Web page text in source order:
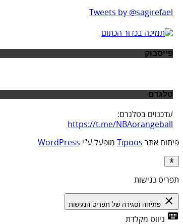
Tweets by @sagirefael
פייסבוק
טלגרם
עדכנוים בטלגרם:
https://t.me/NBAorangeball
פיתוח אתר Tipoos מופעל ע"י WordPress
תפריט נגישות
close פתיחה וסגירה של תפריט הנגישות
keyboard ניווט מקלדת